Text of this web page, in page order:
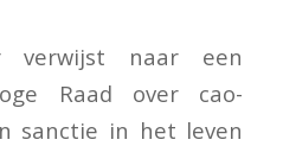
verwijst naar een
Raad over cao-
sanctie in het leven